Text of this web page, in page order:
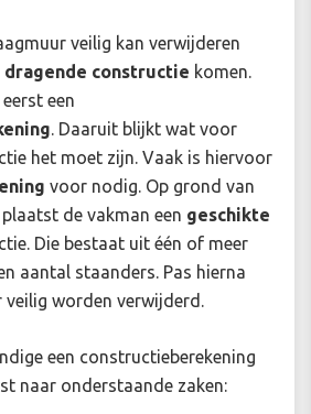
veilig kan verwijderen
dragende constructie komen.
een
. Daaruit blijkt wat voor
het moet zijn. Vaak is hiervoor
voor nodig. Op grond van
plaatst de vakman een geschikte
Die bestaat uit één of meer
aantal staanders. Pas hierna
veilig worden verwijderd.
een constructieberekening
naar onderstaande zaken: